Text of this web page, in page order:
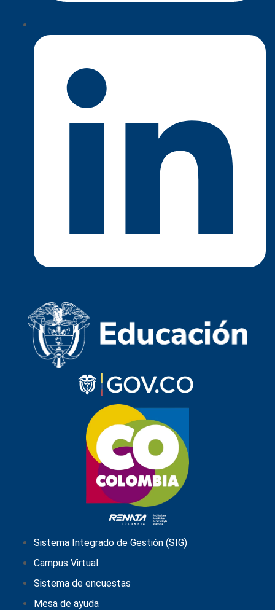
Sistema Integrado de Gestión (SIG)
Campus Virtual
Sistema de encuestas
Mesa de ayuda